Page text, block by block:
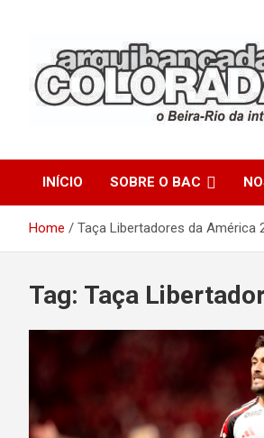
Arquibancada
INÍCIO SOBRE O BAC
Home Taça Libertadores da América
Tag: Taça